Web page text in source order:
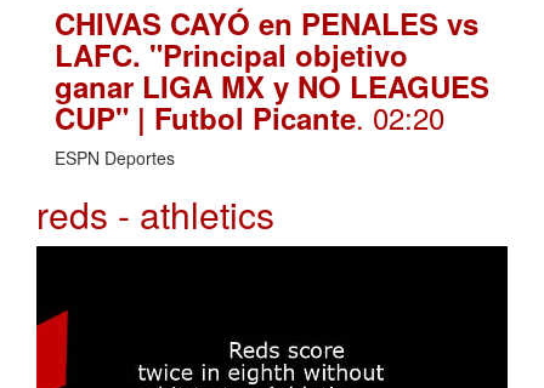
CHIVAS CAYÓ en PENALES vs
LAFC. "Principal objetivo
ganar LIGA MX y NO LEAGUES
CUP" | Futbol Picante. 02:20
ESPN Deportes
reds - athletics